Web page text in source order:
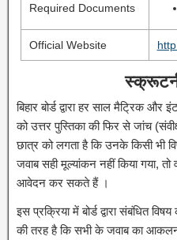
Required Documents
Official Website
बिहार बोर्ड द्वारा हर साल मैट्रिक और
को उत्तर पुस्तिका की फिर से जांच
छात्र को लगता है कि उनके किसी भी
जवाब सही मूल्यांकन नहीं किया गया,
आवेदन कर सकते हैं ।
इस प्रक्रिया में बोर्ड द्वारा संबंधित
की तरह है कि सभी के जवाब का